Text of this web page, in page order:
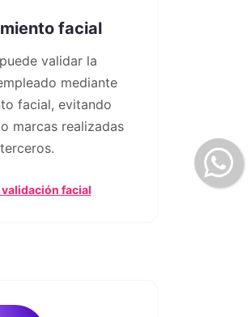
facial
validar la
mediante
facial, evitando
marcas realizadas
facial